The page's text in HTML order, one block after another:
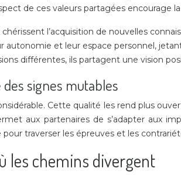
de ces valeurs partagées encourage
chérissent l’acquisition de nouvelles
autonomie et leur espace personnel,
différentes, ils partagent une vision
des signes mutables
Cette qualité les rend plus
aux partenaires de s’adapter aux
pour traverser les épreuves et les
les chemins divergent